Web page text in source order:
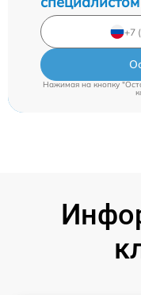
Нажимая на кнопку